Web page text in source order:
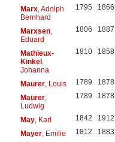
Marx, Adolph
Bernhard
1795 1866
Marxsen,
Eduard
1806 1887
Mathieux-
Kinkel,
Johanna
1810 1858
Maurer, Louis 1789 1878
Maurer,
Ludwig
1789 1878
May, Karl 1842 1912
Mayer, Emilie 1812 1883